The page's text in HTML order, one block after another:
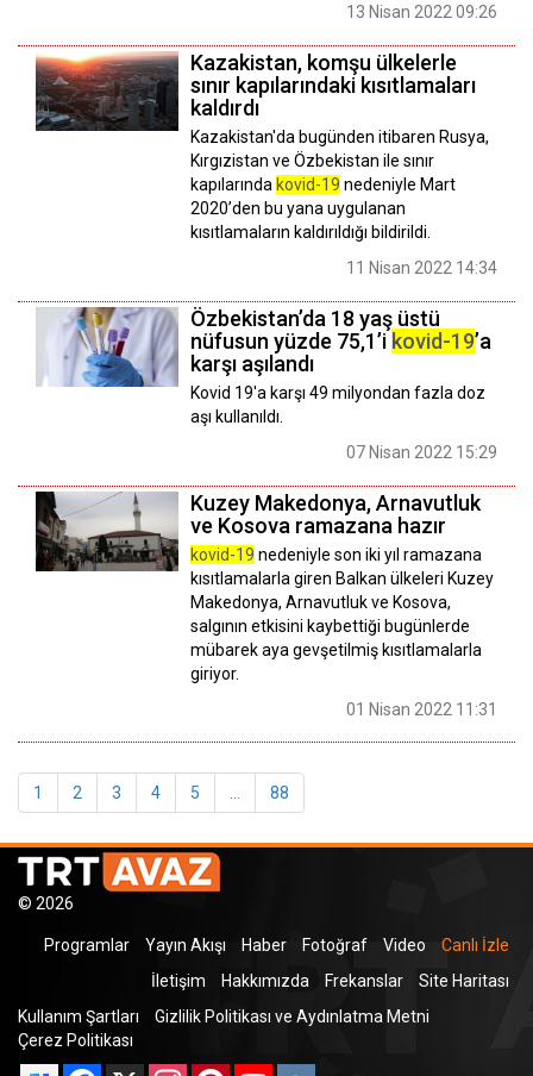
13 Nisan 2022 09:26
Kazakistan, komşu ülkelerle
sınır kapılarındaki kısıtlamaları
kaldırdı
Kazakistan'da bugünden itibaren Rusya,
Kırgızistan ve Özbekistan ile sınır
kapılarında kovid-19 nedeniyle Mart
2020’den bu yana uygulanan
kısıtlamaların kaldırıldığı bildirildi.
11 Nisan 2022 14:34
Özbekistan’da 18 yaş üstü
nüfusun yüzde 75,1’i kovid-19’a
karşı aşılandı
Kovid 19'a karşı 49 milyondan fazla doz
aşı kullanıldı.
07 Nisan 2022 15:29
Kuzey Makedonya, Arnavutluk
ve Kosova ramazana hazır
kovid-19 nedeniyle son iki yıl ramazana
kısıtlamalarla giren Balkan ülkeleri Kuzey
Makedonya, Arnavutluk ve Kosova,
salgının etkisini kaybettiği bugünlerde
mübarek aya gevşetilmiş kısıtlamalarla
giriyor.
01 Nisan 2022 11:31
1 2 3 4 5 88
© 2026
Programlar Yayın Akışı Haber Fotoğraf Video
Canlı İzle
İletişim
Hakkımızda Frekanslar
Site Haritası
Kullanım Şartları
Gizlilik Politikası ve Aydınlatma Metni
Çerez Politikası